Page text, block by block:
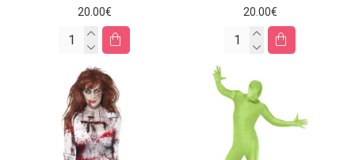
20.00€ 20.00€